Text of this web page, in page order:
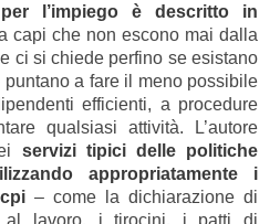
l’impiego è descritto in
capi che non escono mai dalla
ci si chiede perfino se esistano
a fare il meno possibile
efficienti, a procedure
qualsiasi attività. L’autore
servizi tipici delle politiche
appropriatamente i
– come la dichiarazione di
al lavoro, i tirocini, i patti di